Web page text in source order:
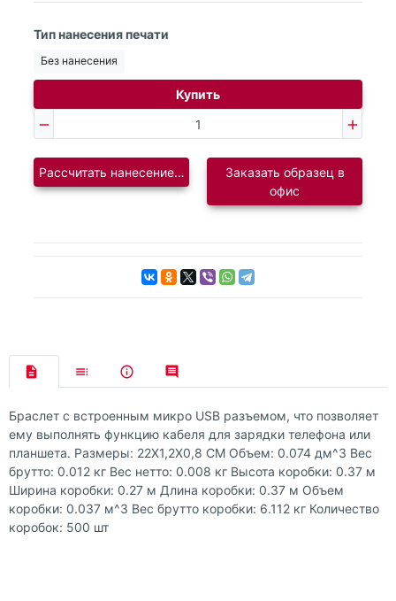
Тип нанесения печати
Без нанесения
Купить
Рассчитать нанесение логотипаЗаказать образец в
офис
Браслет с встроенным микро USB разъемом, что позволяет
ему выполнять функцию кабеля для зарядки телефона или
планшета. Размеры: 22X1,2X0,8 CM Объем: 0.074 дм^3 Вес
брутто: 0.012 кг Вес нетто: 0.008 кг Высота коробки: 0.37 м
Ширина коробки: 0.27 м Длина коробки: 0.37 м Объем
коробки: 0.037 м^3 Вес брутто коробки: 6.112 кг Количество
коробок: 500 шт